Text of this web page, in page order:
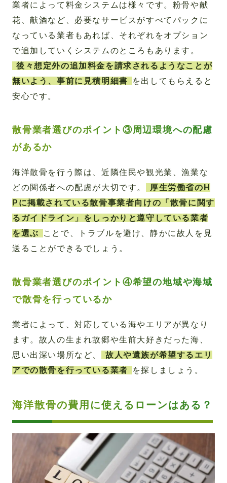
業者によって料金システムは様々です。粉骨や献
花、献酒など、必要なサービスがすべてパックに
なっている業者もあれば、それぞれをオプション
で追加していくシステムのところもあります。
後々想定外の追加料金を請求されるようなことが
無いよう、事前に見積明細書
を出してもらえると
安心です。
散骨業者選びのポイント③周辺環境への配慮
があるか
海洋散骨を行う際は、近隣住民や観光業、漁業な
どの関係者への配慮が大切です。
厚生労働省のH
Pに掲載されている散骨事業者向けの「散骨に関す
るガイドライン」をしっかりと遵守している業者
を選ぶ
ことで、トラブルを避け、静かに故人を見
送ることができるでしょう。
散骨業者選びのポイント④希望の地域や海域
で散骨を行っているか
業者によって、対応している海やエリアが異なり
ます。故人の生まれ故郷や生前大好きだった海、
思い出深い場所など、
故人や遺族が希望するエリ
アでの散骨を行っている業者
を探しましょう。
海洋散骨の費用に使えるローンはある？